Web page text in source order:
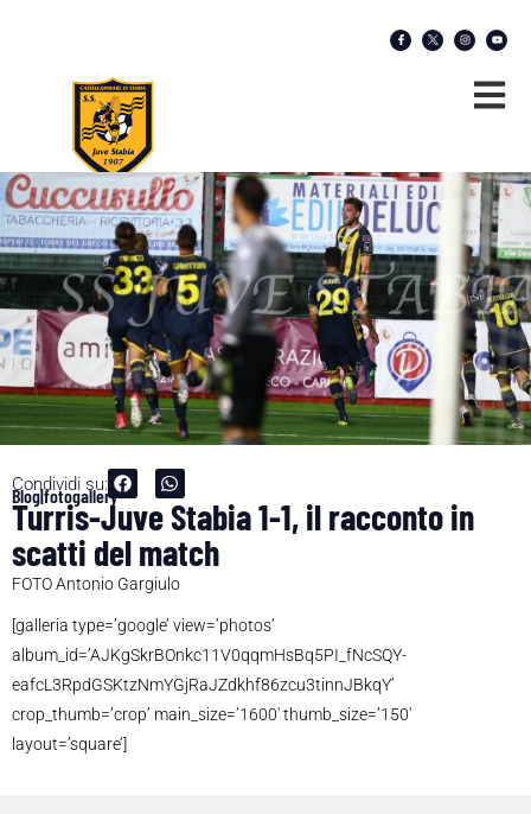
Condividi su:
Blog|fotogallery
Turris-Juve Stabia 1-1, il racconto in
scatti del match
FOTO Antonio Gargiulo
[galleria type=’google’ view=’photos’
album_id=’AJKgSkrBOnkc11V0qqmHsBq5PI_fNcSQY-
eafcL3RpdGSKtzNmYGjRaJZdkhf86zcu3tinnJBkqY’
crop_thumb=’crop’ main_size=’1600′ thumb_size=’150′
layout=’square’]